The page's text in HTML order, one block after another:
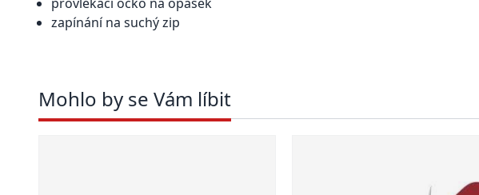
zapínání na suchý zip
Mohlo by se Vám líbit